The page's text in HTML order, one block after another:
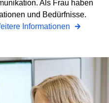
Als Frau haben
und Bedürfnisse.
Informationen